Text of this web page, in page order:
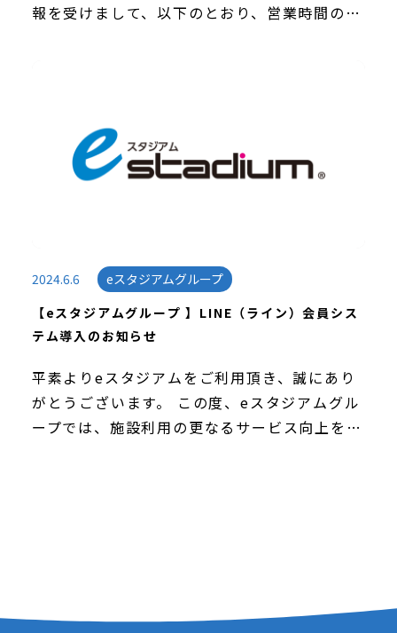
報を受けまして、以下のとおり、営業時間の短
2024.6.6
eスタジアムグループ
【eスタジアムグループ 】LINE（ライン）会員シス
テム導入のお知らせ
平素よりeスタジアムをご利用頂き、誠にあり
がとうございます。 この度、eスタジアムグル
ープでは、施設利用の更なるサービス向上を目